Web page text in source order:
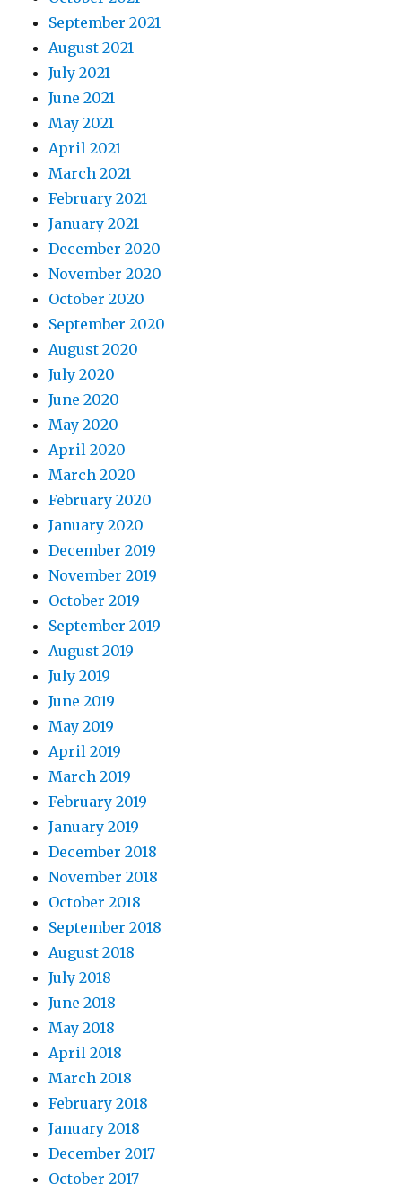
September 2021
August 2021
July 2021
June 2021
May 2021
April 2021
March 2021
February 2021
January 2021
December 2020
November 2020
October 2020
September 2020
August 2020
July 2020
June 2020
May 2020
April 2020
March 2020
February 2020
January 2020
December 2019
November 2019
October 2019
September 2019
August 2019
July 2019
June 2019
May 2019
April 2019
March 2019
February 2019
January 2019
December 2018
November 2018
October 2018
September 2018
August 2018
July 2018
June 2018
May 2018
April 2018
March 2018
February 2018
January 2018
December 2017
October 2017